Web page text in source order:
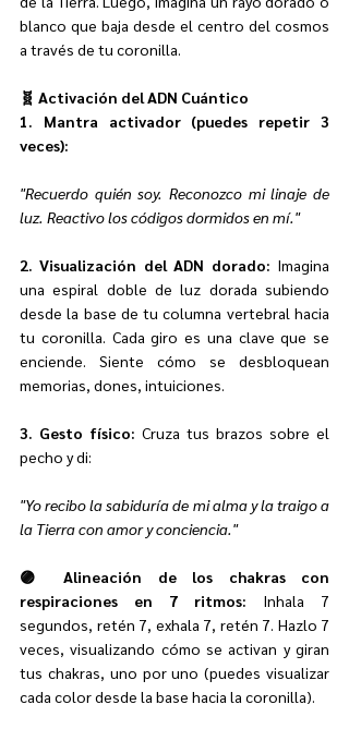
blanco que baja desde el centro del cosmos
a través de tu coronilla.
🧬 Activación del ADN Cuántico
1. Mantra activador (puedes repetir 3
veces):
"Recuerdo quién soy. Reconozco mi linaje de
luz. Reactivo los códigos dormidos en mí."
2. Visualización del ADN dorado: Imagina
una espiral doble de luz dorada subiendo
desde la base de tu columna vertebral hacia
tu coronilla. Cada giro es una clave que se
enciende. Siente cómo se desbloquean
memorias, dones, intuiciones.
3. Gesto físico: Cruza tus brazos sobre el
pecho y di:
"Yo recibo la sabiduría de mi alma y la traigo a
la Tierra con amor y conciencia."
🟣 Alineación de los chakras con
respiraciones en 7 ritmos: Inhala 7
segundos, retén 7, exhala 7, retén 7. Hazlo 7
veces, visualizando cómo se activan y giran
tus chakras, uno por uno (puedes visualizar
cada color desde la base hacia la coronilla).